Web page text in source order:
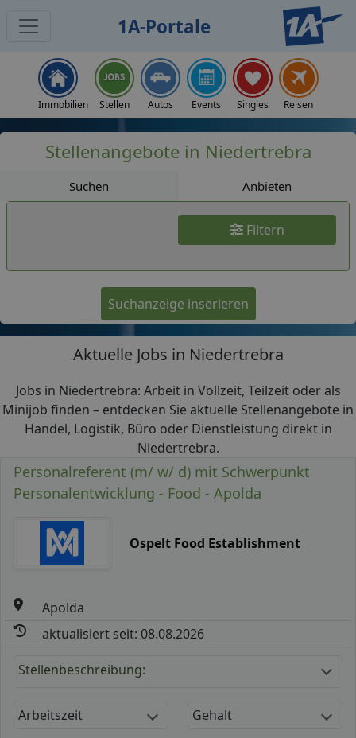
1A-Portale
Immobilien Stellen Autos Events Singles Reisen
Stellenangebote in Niedertrebra
Suchen Anbieten
Filtern
Suchanzeige inserieren
Aktuelle Jobs in Niedertrebra
Jobs in Niedertrebra: Arbeit in Vollzeit, Teilzeit oder als
Minijob finden – entdecken Sie aktuelle Stellenangebote in
Handel, Logistik, Büro oder Dienstleistung direkt in
Niedertrebra.
Personalreferent (m/ w/ d) mit Schwerpunkt
Personalentwicklung - Food - Apolda
Ospelt Food Establishment
Apolda
aktualisiert seit: 08.08.2026
Stellenbeschreibung:
Arbeitszeit Gehalt